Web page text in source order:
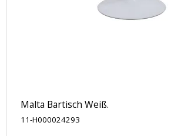
Malta Bartisch Weiß.
11-H000024293